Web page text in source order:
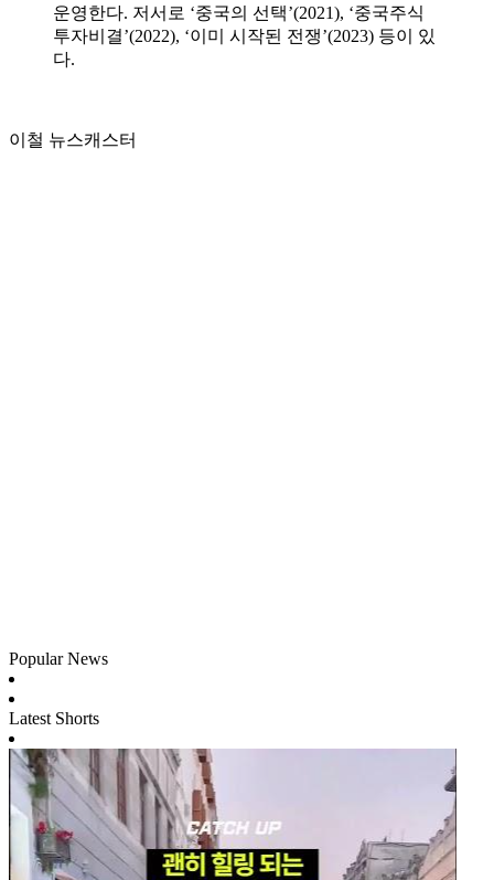
운영한다. 저서로 ‘중국의 선택’(2021), ‘중국주식
투자비결’(2022), ‘이미 시작된 전쟁’(2023) 등이 있
다.
이철 뉴스캐스터
Popular News
Latest Shorts